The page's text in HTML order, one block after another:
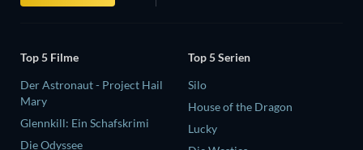
Top 5 Filme
Der Astronaut - Project Hail
Mary
Glennkill: Ein Schafskrimi
Die Odyssee
Top 5 Serien
Silo
House of the Dragon
Lucky